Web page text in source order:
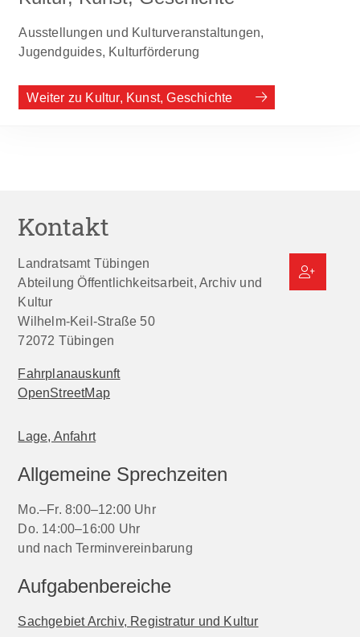
Ausstellungen und Kulturveranstaltungen,
Jugendguides, Kulturförderung
Weiter zu Kultur, Kunst, Geschichte
Kontakt
Landratsamt Tübingen
Abteilung Öffentlichkeitsarbeit, Archiv und
Kultur
Wilhelm-Keil-Straße 50
72072 Tübingen
Fahrplanauskunft
OpenStreetMap
Lage, Anfahrt
Allgemeine Sprechzeiten
Mo.–Fr. 8:00–12:00 Uhr
Do. 14:00–16:00 Uhr
und nach Terminvereinbarung
Aufgabenbereiche
Sachgebiet Archiv, Registratur und Kultur